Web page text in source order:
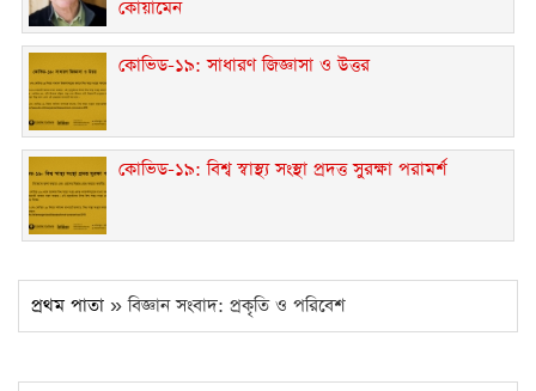
কোয়ামেন
কোভিড-১৯: সাধারণ জিজ্ঞাসা ও উত্তর
কোভিড-১৯: বিশ্ব স্বাস্থ্য সংস্থা প্রদত্ত সুরক্ষা পরামর্শ
প্রথম পাতা » বিজ্ঞান সংবাদ: প্রকৃতি ও পরিবেশ